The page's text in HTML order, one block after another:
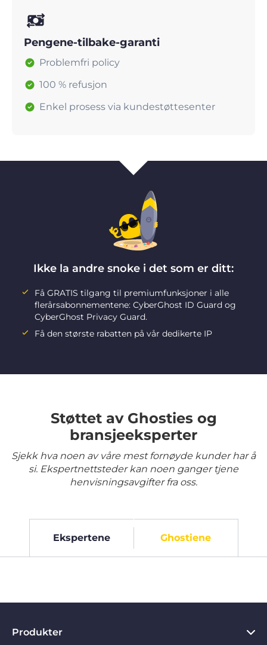
Pengene-tilbake-garanti
Problemfri policy
100 % refusjon
Enkel prosess via kundestøttesenter
Ikke la andre snoke i det som er ditt:
Få GRATIS tilgang til premiumfunksjoner i alle
flerårsabonnementene: CyberGhost ID Guard og
CyberGhost Privacy Guard.
Få den største rabatten på vår dedikerte IP
Støttet av Ghosties og
bransjeeksperter
Sjekk hva noen av våre mest fornøyde kunder har å
si. Ekspertnettsteder kan noen ganger tjene
henvisningsavgifter fra oss.
Ekspertene Ghostiene
Produkter